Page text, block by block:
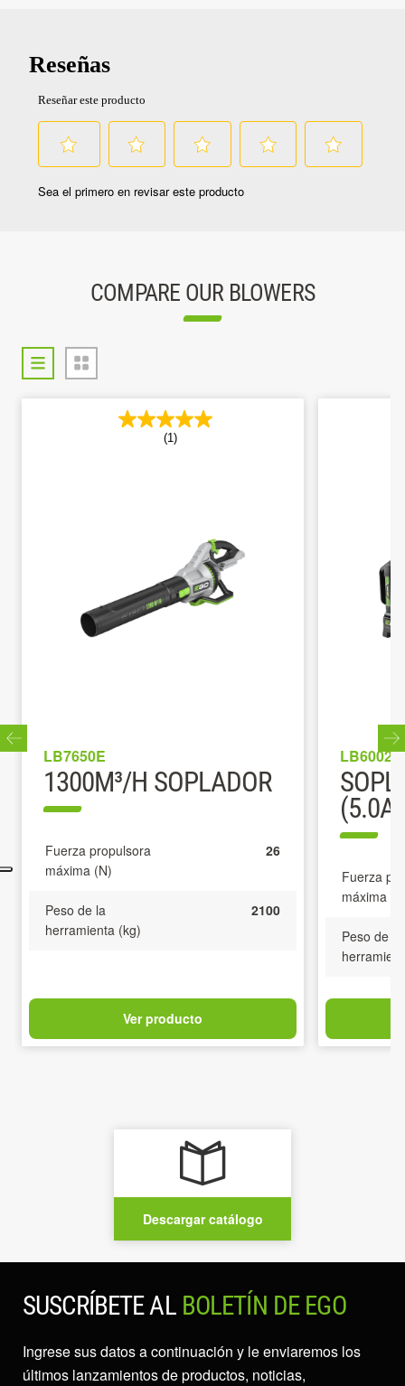
COMPARE OUR BLOWERS
(1)
LB7650E
1300M³/H SOPLADOR
Fuerza propulsora
máxima (N)
26
Peso de la
herramienta (kg)
2100
Ver producto
LB6002E
Fuerza
máxima
Peso de la
Descargar catálogo
SUSCRÍBETE AL BOLETÍN DE EGO
Ingrese sus datos a continuación y le enviaremos los
últimos lanzamientos de productos, noticias,